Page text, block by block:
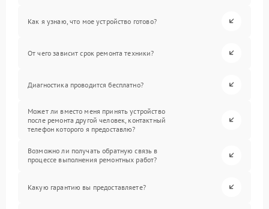
Как я узнаю, что мое устройство готово?
От чего зависит срок ремонта техники?
Диагностика проводится бесплатно?
Может ли вместо меня принять устройство
после ремонта другой человек, контактный
телефон которого я предоставлю?
Возможно ли получать обратную связь в
процессе выполнения ремонтных работ?
Какую гарантию вы предоставляете?